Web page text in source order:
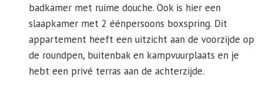
badkamer met ruime douche. Ook is hier een
slaapkamer met 2 éénpersoons boxspring. Dit
appartement heeft een uitzicht aan de voorzijde op
de roundpen, buitenbak en kampvuurplaats en je
hebt een privé terras aan de achterzijde.